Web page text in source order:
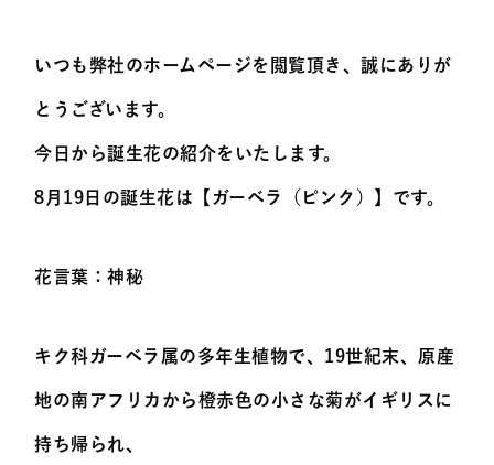
いつも弊社のホームページを閲覧頂き、誠にありが
とうございます。
今日から誕生花の紹介をいたします。
8月19日の誕生花は【 ガーベラ（ピンク） 】です。
花言葉：神秘
キク科ガーベラ属の多年生植物で、19世紀末、原産
地の南アフリカから橙赤色の小さな菊がイギリスに
持ち帰られ、